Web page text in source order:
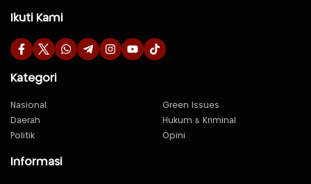
Ikuti Kami
Kategori
Nasional
Green Issues
Daerah
Hukum & Kriminal
Politik
Opini
Informasi